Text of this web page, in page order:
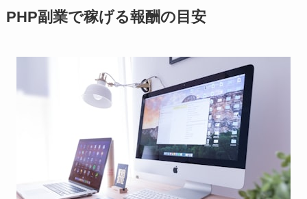
PHP副業で稼げる報酬の目安